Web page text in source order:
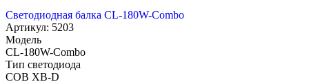
Светодиодная балка CL-180W-Combo
Артикул: 5203
Модель
CL-180W-Combo
Тип светодиода
COB XB-D